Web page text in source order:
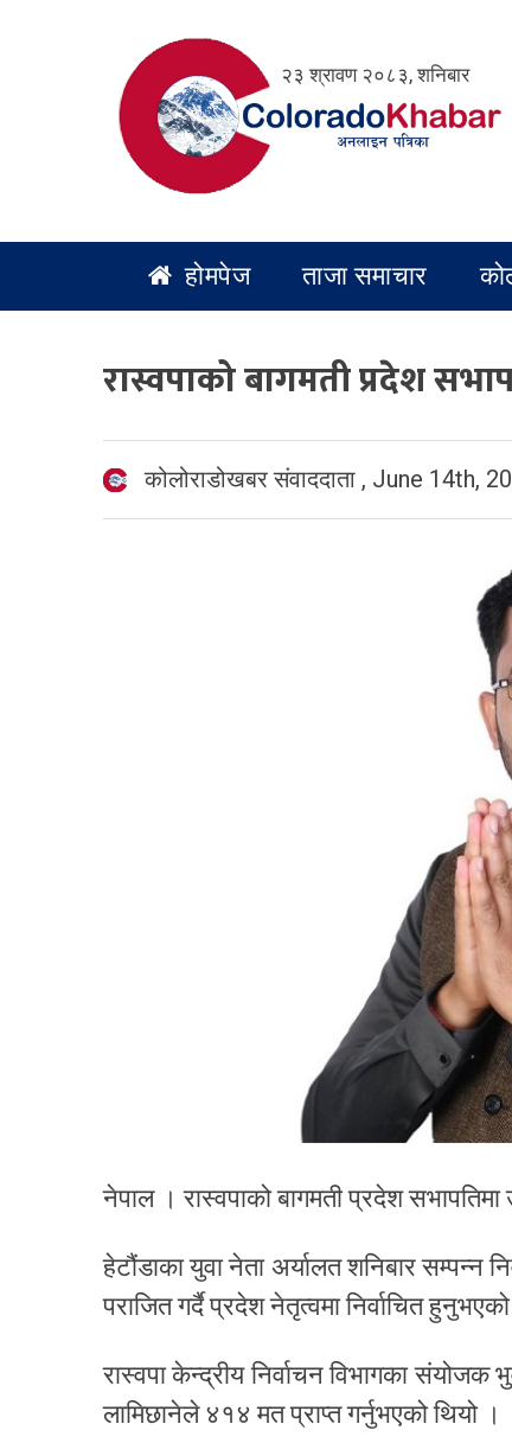
२३ श्रावण २०८३, शनिबार
होमपेज ताजा समाचार
रास्वपाको बागमती प्रदेश
कोलोराडोखबर संवाददाता , June 14th,
नेपाल । रास्वपाको बागमती प्रदेश
हेटौंडाका युवा नेता अर्यालत शनिबार सम्पन्न
पराजित गर्दै प्रदेश नेतृत्वमा निर्वाचित
रास्वपा केन्द्रीय निर्वाचन विभागका
लामिछानेले ४१४ मत प्राप्त गर्नुभएको थियो ।